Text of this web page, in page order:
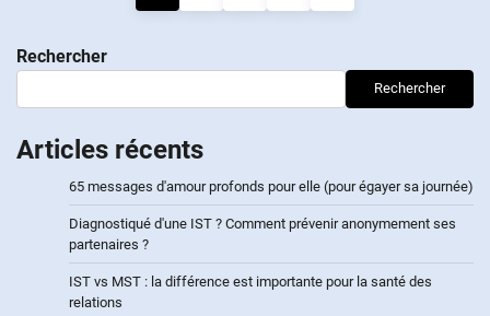
articles
Rechercher
Rechercher
Articles récents
65 messages d'amour profonds pour elle (pour égayer sa journée)
Diagnostiqué d'une IST ? Comment prévenir anonymement ses
partenaires ?
IST vs MST : la différence est importante pour la santé des
relations